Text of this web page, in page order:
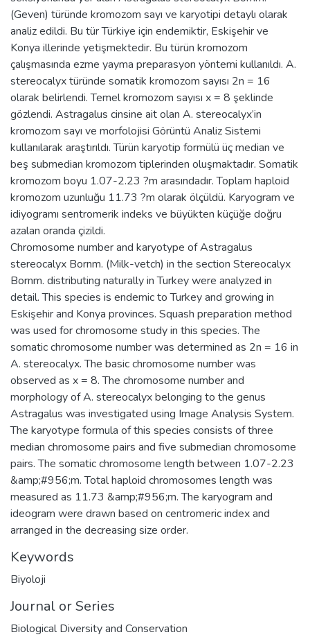
(Geven) türünde kromozom sayı ve karyotipi detaylı olarak
analiz edildi. Bu tür Türkiye için endemiktir, Eskişehir ve
Konya illerinde yetişmektedir. Bu türün kromozom
çalışmasında ezme yayma preparasyon yöntemi kullanıldı. A.
stereocalyx türünde somatik kromozom sayısı 2n = 16
olarak belirlendi. Temel kromozom sayısı x = 8 şeklinde
gözlendi. Astragalus cinsine ait olan A. stereocalyx’in
kromozom sayı ve morfolojisi Görüntü Analiz Sistemi
kullanılarak araştırıldı. Türün karyotip formülü üç median ve
beş submedian kromozom tiplerinden oluşmaktadır. Somatik
kromozom boyu 1.07-2.23 ?m arasındadır. Toplam haploid
kromozom uzunluğu 11.73 ?m olarak ölçüldü. Karyogram ve
idiyogramı sentromerik indeks ve büyükten küçüğe doğru
azalan oranda çizildi.
Chromosome number and karyotype of Astragalus
stereocalyx Bornm. (Milk-vetch) in the section Stereocalyx
Bornm. distributing naturally in Turkey were analyzed in
detail. This species is endemic to Turkey and growing in
Eskişehir and Konya provinces. Squash preparation method
was used for chromosome study in this species. The
somatic chromosome number was determined as 2n = 16 in
A. stereocalyx. The basic chromosome number was
observed as x = 8. The chromosome number and
morphology of A. stereocalyx belonging to the genus
Astragalus was investigated using Image Analysis System.
The karyotype formula of this species consists of three
median chromosome pairs and five submedian chromosome
pairs. The somatic chromosome length between 1.07-2.23
&amp;#956;m. Total haploid chromosomes length was
measured as 11.73 &amp;#956;m. The karyogram and
ideogram were drawn based on centromeric index and
arranged in the decreasing size order.
Keywords
Biyoloji
Journal or Series
Biological Diversity and Conservation